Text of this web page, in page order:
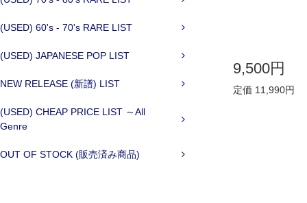
(USED) 60's - 70's RARE LIST
(USED) JAPANESE POP LIST
NEW RELEASE (新譜) LIST
(USED) CHEAP PRICE LIST ～All
Genre
OUT OF STOCK (販売済み商品)
9,500円
定価 11,990円